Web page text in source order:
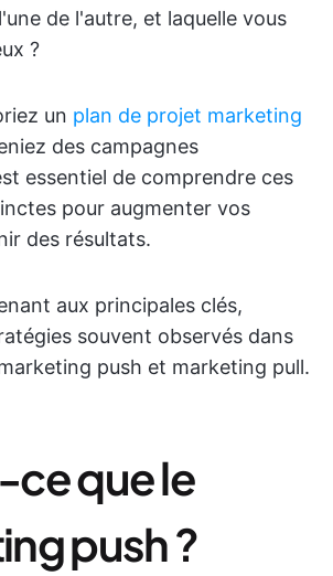
de l'autre, et laquelle vous
?
un plan de projet marketing
des campagnes
essentiel de comprendre ces
pour augmenter vos
des résultats.
aux principales clés,
souvent observés dans
push et marketing pull.
que le
push ?